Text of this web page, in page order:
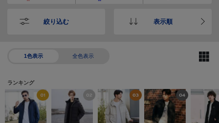
絞り込む 表示順
1色表示 全色表示
ランキング